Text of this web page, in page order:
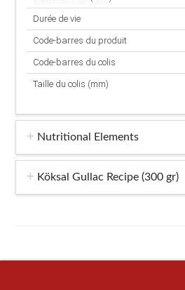
Durée de vie
Code-barres du produit
Code-barres du colis
Taille du colis (mm)
Nutritional Elements
Köksal Gullac Recipe (300 gr)